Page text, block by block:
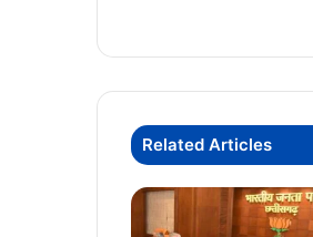
तब्दील,
गिरफ्तार
Related Articles